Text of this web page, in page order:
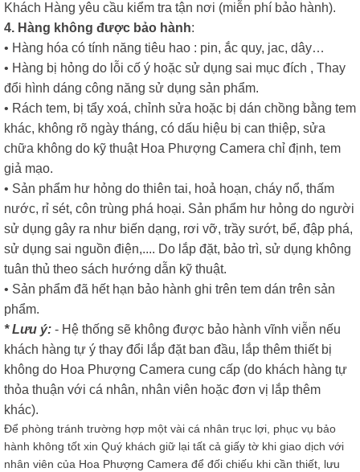
Khách Hàng yêu cầu kiểm tra tận nơi (miễn phí bảo hành).
4. Hàng không được bảo hành:
• Hàng hóa có tính năng tiêu hao : pin, ắc quy, jac, dây…
• Hàng bị hỏng do lỗi cố ý hoặc sử dụng sai mục đích , Thay
đổi hình dáng công năng sử dụng sản phẩm.
• Rách tem, bị tẩy xoá, chỉnh sửa hoặc bị dán chồng bằng tem
khác, không rõ ngày tháng, có dấu hiệu bị can thiệp, sửa
chữa không do kỹ thuật Hoa Phượng Camera chỉ định, tem
giả mạo.
• Sản phẩm hư hỏng do thiên tai, hoả hoạn, cháy nổ, thấm
nước, rỉ sét, côn trùng phá hoại. Sản phẩm hư hỏng do người
sử dụng gây ra như biến dạng, rơi vỡ, trầy sướt, bể, đập phá,
sử dụng sai nguồn điện,.... Do lắp đặt, bảo trì, sử dụng không
tuân thủ theo sách hướng dẫn kỹ thuật.
• Sản phẩm đã hết hạn bảo hành ghi trên tem dán trên sản
phẩm.
* Lưu ý: - Hệ thống sẽ không được bảo hành vĩnh viễn nếu
khách hàng tự ý thay đổi lắp đặt ban đầu, lắp thêm thiết bị
không do Hoa Phượng Camera cung cấp (do khách hàng tự
thỏa thuận với cá nhân, nhân viên hoặc đơn vị lắp thêm
khác).
Để phòng tránh trường hợp một vài cá nhân trục lợi, phục vụ bảo
hành không tốt xin Quý khách giữ lại tất cả giấy tờ khi giao dịch với
nhân viên của Hoa Phượng Camera để đối chiếu khi cần thiết, lưu